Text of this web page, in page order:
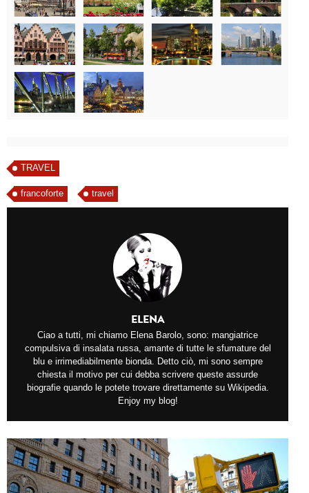
TRAVEL
francoforte travel
ELENA
Ciao a tutti, mi chiamo Elena Barolo, sono: mangiatrice
compulsiva di insalata russa, amante di tutte le sfumature del
blu e irrimediabilmente bionda. Detto ciò, mi sono sempre
chiesta il motivo per cui debba scrivere queste assurde
biografie quando le potete trovare direttamente su Wikipedia.
Enjoy my blog!